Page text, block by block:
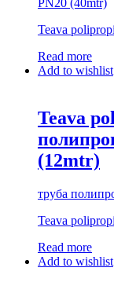
PN20 (40mtr)
Teava
Read more
Add to wishlist
Teava
(12mtr)
труба
Teava
Read more
Add to wishlist